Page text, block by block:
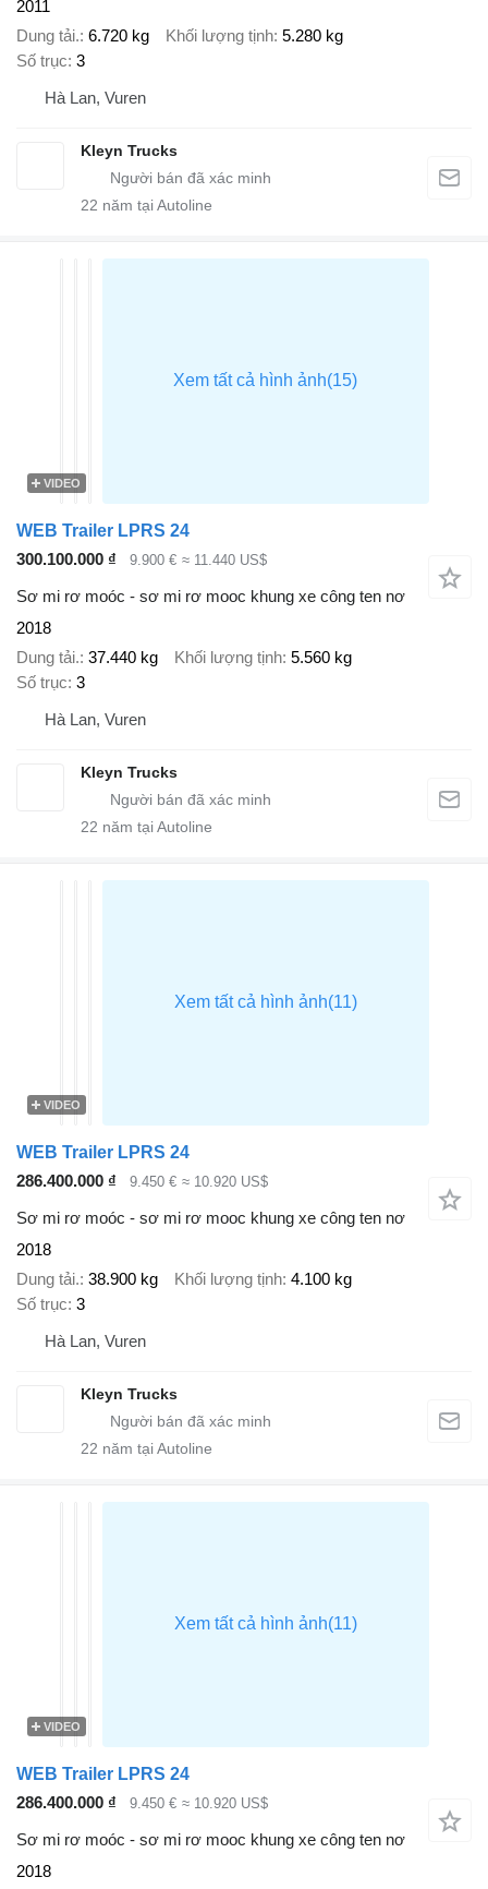
2011
Dung tải. 6.720 kg Khối lượng tịnh 5.280 kg
Số trục 3
Hà Lan, Vuren
Kleyn Trucks
22 năm tại Autoline
VIDEO
WEB Trailer LPRS 24
300.100.000 ₫
9.900 € ≈ 11.440 US$
Sơ mi rơ moóc - sơ mi rơ mooc khung xe công ten nơ
2018
Dung tải. 37.440 kg Khối lượng tịnh 5.560 kg
Số trục 3
Hà Lan, Vuren
Kleyn Trucks
22 năm tại Autoline
VIDEO
WEB Trailer LPRS 24
286.400.000 ₫
9.450 € ≈ 10.920 US$
Sơ mi rơ moóc - sơ mi rơ mooc khung xe công ten nơ
2018
Dung tải. 38.900 kg Khối lượng tịnh 4.100 kg
Số trục 3
Hà Lan, Vuren
Kleyn Trucks
22 năm tại Autoline
VIDEO
WEB Trailer LPRS 24
286.400.000 ₫
9.450 € ≈ 10.920 US$
Sơ mi rơ moóc - sơ mi rơ mooc khung xe công ten nơ
2018